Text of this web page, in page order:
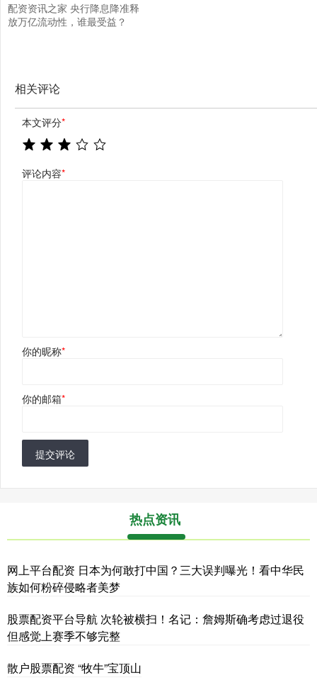
配资资讯之家 央行降息降准释
放万亿流动性，谁最受益？
相关评论
本文评分*
评论内容*
你的昵称*
你的邮箱*
提交评论
热点资讯
网上平台配资 日本为何敢打中国？三大误判曝光！看中华民
族如何粉碎侵略者美梦
股票配资平台导航 次轮被横扫！名记：詹姆斯确考虑过退役
但感觉上赛季不够完整
散户股票配资 “牧牛”宝顶山